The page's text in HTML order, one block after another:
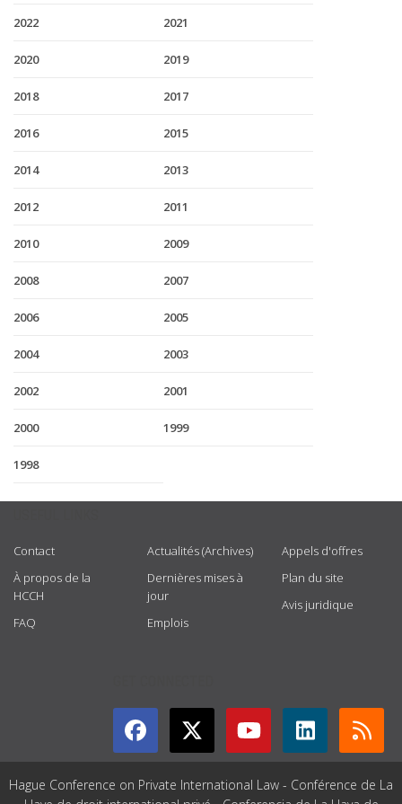
2022 2021
2020 2019
2018 2017
2016 2015
2014 2013
2012 2011
2010 2009
2008 2007
2006 2005
2004 2003
2002 2001
2000 1999
1998
Contact
À propos de la
HCCH
FAQ
Actualités (Archives)
Dernières mises à
jour
Emplois
Appels d'offres
Plan du site
Avis juridique
Hague Conference on Private International Law - Conférence de La